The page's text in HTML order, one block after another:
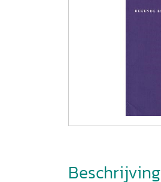
Beschrijving